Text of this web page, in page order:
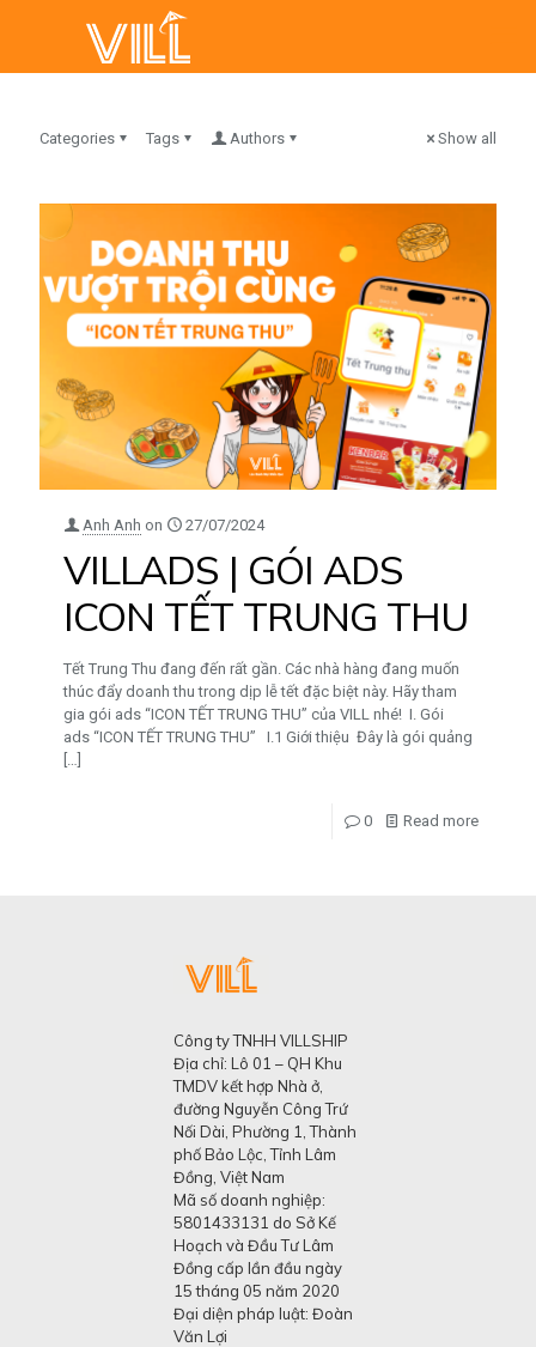
Categories Tags Authors Show all
Anh Anh on 27/07/2024
VILLADS | GÓI ADS
ICON TẾT TRUNG THU
Tết Trung Thu đang đến rất gần. Các nhà hàng đang muốn
thúc đẩy doanh thu trong dịp lễ tết đặc biệt này. Hãy tham
gia gói ads “ICON TẾT TRUNG THU” của VILL nhé! I. Gói
ads “ICON TẾT TRUNG THU” I.1 Giới thiệu Đây là gói quảng
0 Read more
Công ty TNHH VILLSHIP
Địa chỉ: Lô 01 – QH Khu
TMDV kết hợp Nhà ở,
đường Nguyễn Công Trứ
Nối Dài, Phường 1, Thành
phố Bảo Lộc, Tỉnh Lâm
Đồng, Việt Nam
Mã số doanh nghiệp:
5801433131 do Sở Kế
Hoạch và Đầu Tư Lâm
Đồng cấp lần đầu ngày
15 tháng 05 năm 2020
Đại diện pháp luật: Đoàn
Văn Lợi